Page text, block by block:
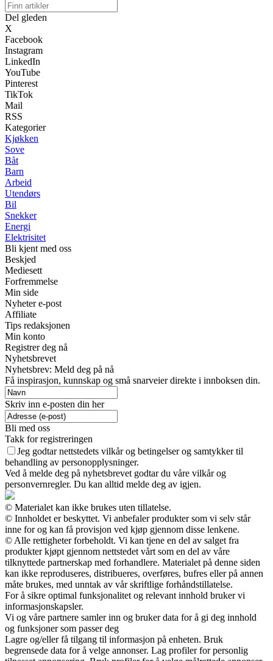
Del gleden
X
Facebook
Instagram
LinkedIn
YouTube
Pinterest
TikTok
Mail
RSS
Kategorier
Kjøkken
Sove
Båt
Barn
Arbeid
Utendørs
Bil
Snekker
Energi
Elektrisitet
Bli kjent med oss
Beskjed
Mediesett
Forfremmelse
Min side
Nyheter e-post
Affiliate
Tips redaksjonen
Min konto
Registrer deg nå
Nyhetsbrevet
Nyhetsbrev: Meld deg på nå
Få inspirasjon, kunnskap og små snarveier direkte i innboksen din.
Skriv inn e-posten din her
Bli med oss
Takk for registreringen
Jeg godtar nettstedets vilkår og betingelser og samtykker til
behandling av personopplysninger.
Ved å melde deg på nyhetsbrevet godtar du våre vilkår og
personvernregler. Du kan alltid melde deg av igjen.
© Materialet kan ikke brukes uten tillatelse.
© Innholdet er beskyttet. Vi anbefaler produkter som vi selv står
inne for og kan få provisjon ved kjøp gjennom disse lenkene.
© Alle rettigheter forbeholdt. Vi kan tjene en del av salget fra
produkter kjøpt gjennom nettstedet vårt som en del av våre
tilknyttede partnerskap med forhandlere. Materialet på denne siden
kan ikke reproduseres, distribueres, overføres, bufres eller på annen
måte brukes, med unntak av vår skriftlige forhåndstillatelse.
For å sikre optimal funksjonalitet og relevant innhold bruker vi
informasjonskapsler.
Vi og våre partnere samler inn og bruker data for å gi deg innhold
og funksjoner som passer deg
Lagre og/eller få tilgang til informasjon på enheten. Bruk
begrensede data for å velge annonser. Lag profiler for personlig